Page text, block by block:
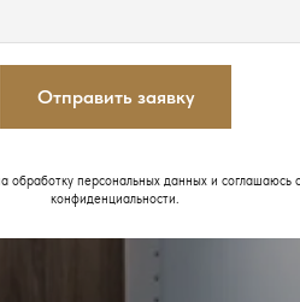
Отправить заявку
обработку персональных данных и соглашаюсь
конфиденциальности.